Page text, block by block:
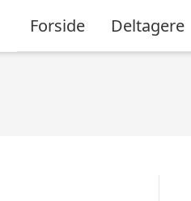
Forside Deltagere